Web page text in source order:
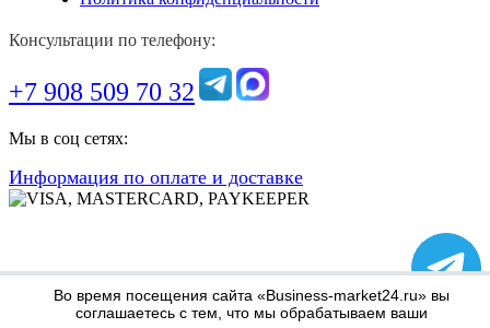
Консультации по телефону:
+7 908 509 70 32
Мы в соц сетях:
Информация по оплате и доставке
Во время посещения сайта «Business-market24.ru» вы
соглашаетесь с тем, что мы обрабатываем ваши